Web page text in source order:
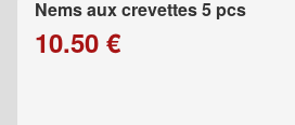
Nems aux crevettes 5 pcs
10.50 €